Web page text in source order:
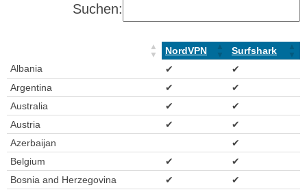
Suchen:
NordVPN
Surfshark
Albania
✔
✔
Argentina
✔
✔
Australia
✔
✔
Austria
✔
✔
Azerbaijan
✔
Belgium
✔
✔
Bosnia and Herzegovina
✔
✔